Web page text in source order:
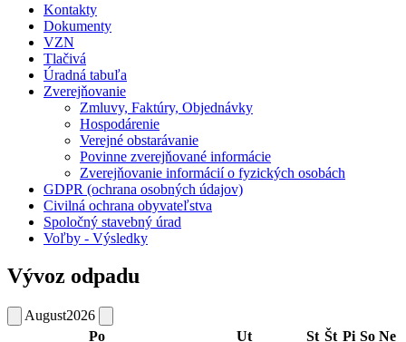
Kontakty
Dokumenty
VZN
Tlačivá
Úradná tabuľa
Zverejňovanie
Zmluvy, Faktúry, Objednávky
Hospodárenie
Verejné obstarávanie
Povinne zverejňované informácie
Zverejňovanie informácií o fyzických osobách
GDPR (ochrana osobných údajov)
Civilná ochrana obyvateľstva
Spoločný stavebný úrad
Voľby - Výsledky
Vývoz odpadu
August2026
Po
Ut St Št Pi So Ne